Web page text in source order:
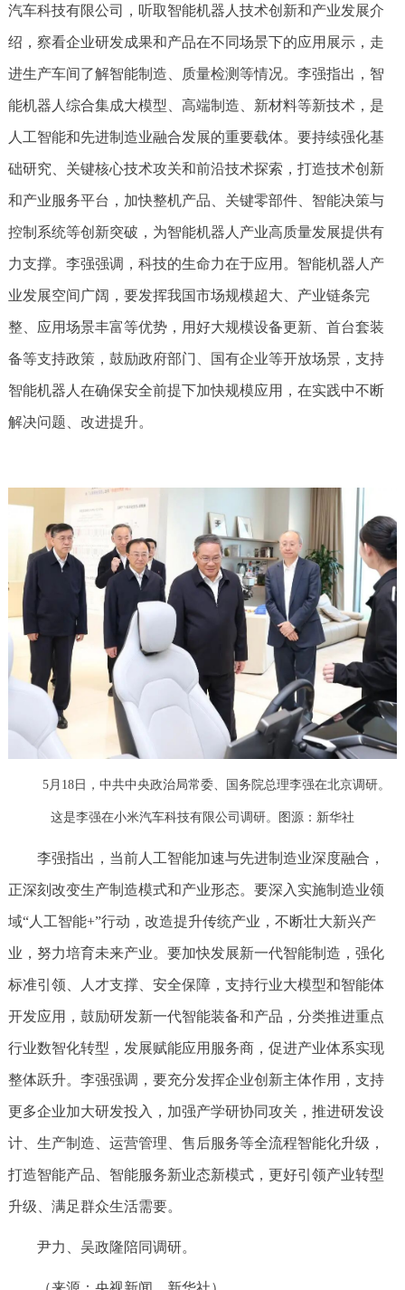
汽车科技有限公司，听取智能机器人技术创新和产业发展介
绍，察看企业研发成果和产品在不同场景下的应用展示，走
进生产车间了解智能制造、质量检测等情况。李强指出，智
能机器人综合集成大模型、高端制造、新材料等新技术，是
人工智能和先进制造业融合发展的重要载体。要持续强化基
础研究、关键核心技术攻关和前沿技术探索，打造技术创新
和产业服务平台，加快整机产品、关键零部件、智能决策与
控制系统等创新突破，为智能机器人产业高质量发展提供有
力支撑。李强强调，科技的生命力在于应用。智能机器人产
业发展空间广阔，要发挥我国市场规模超大、产业链条完
整、应用场景丰富等优势，用好大规模设备更新、首台套装
备等支持政策，鼓励政府部门、国有企业等开放场景，支持
智能机器人在确保安全前提下加快规模应用，在实践中不断
解决问题、改进提升。
5月18日，中共中央政治局常委、国务院总理李强在北京调研。
这是李强在小米汽车科技有限公司调研。图源：新华社
李强指出，当前人工智能加速与先进制造业深度融合，
正深刻改变生产制造模式和产业形态。要深入实施制造业领
域“人工智能+”行动，改造提升传统产业，不断壮大新兴产
业，努力培育未来产业。要加快发展新一代智能制造，强化
标准引领、人才支撑、安全保障，支持行业大模型和智能体
开发应用，鼓励研发新一代智能装备和产品，分类推进重点
行业数智化转型，发展赋能应用服务商，促进产业体系实现
整体跃升。李强强调，要充分发挥企业创新主体作用，支持
更多企业加大研发投入，加强产学研协同攻关，推进研发设
计、生产制造、运营管理、售后服务等全流程智能化升级，
打造智能产品、智能服务新业态新模式，更好引领产业转型
升级、满足群众生活需要。
尹力、吴政隆陪同调研。